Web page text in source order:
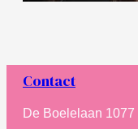
Contact
De Boelelaan 1077